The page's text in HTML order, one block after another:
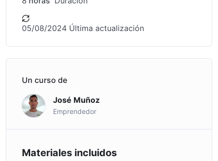
05/08/2024 Última actualización
Un curso de
José Muñoz
Emprendedor
Materiales incluidos